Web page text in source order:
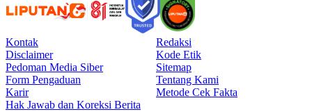
Kontak
Redaksi
Disclaimer
Kode Etik
Pedoman Media Siber
Sitemap
Form Pengaduan
Tentang Kami
Karir
Metode Cek Fakta
Hak Jawab dan Koreksi Berita